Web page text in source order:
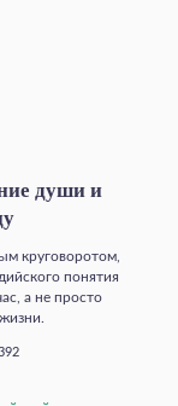
души и
круговоротом,
понятия
а не просто